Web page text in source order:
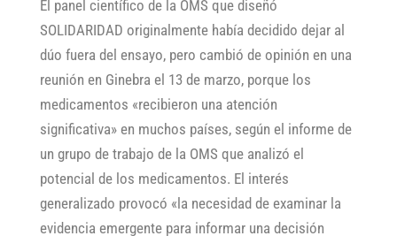
El panel científico de la OMS que diseñó
SOLIDARIDAD originalmente había decidido dejar al
dúo fuera del ensayo, pero cambió de opinión en una
reunión en Ginebra el 13 de marzo, porque los
medicamentos «recibieron una atención
significativa» en muchos países, según el informe de
un grupo de trabajo de la OMS que analizó el
potencial de los medicamentos. El interés
generalizado provocó «la necesidad de examinar la
evidencia emergente para informar una decisión